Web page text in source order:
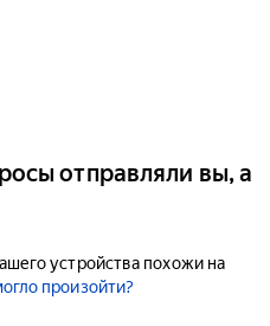
отправляли вы, а
устройства похожи на
произойти?